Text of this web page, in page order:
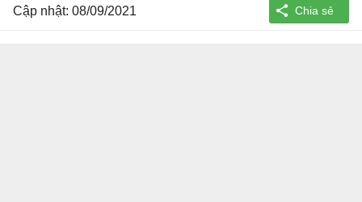
Cập nhật: 08/09/2021